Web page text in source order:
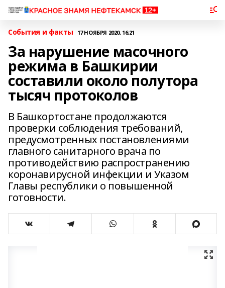
События и факты 17 НОЯБРЯ 2020, 16:21
За нарушение масочного
режима в Башкирии
составили около полутора
тысяч протоколов
В Башкортостане продолжаются
проверки соблюдения требований,
предусмотренных постановлениями
главного санитарного врача по
противодействию распространению
коронавирусной инфекции и Указом
Главы республики о повышенной
готовности.